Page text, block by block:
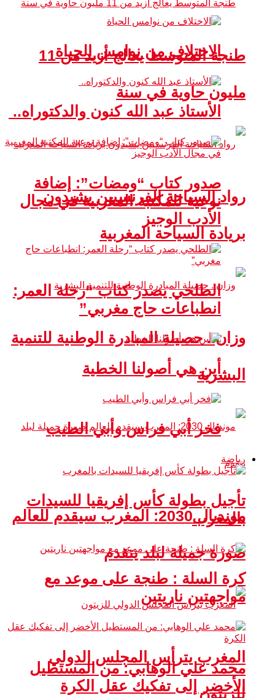
طنجة المتوسط يعالج أزيد من 11
مليون حاوية في سنة
رواد السياحة الفرنسيين يشيدون
بريادة السياحة المغربية
وزان.. حصيلة المبادرة الوطنية للتنمية
البشرية
مونديال 2030: المغرب سيقدم للعالم
صورة جميلة لبلد يتقدم
المغرب يترأس المجلس الدولي
للزيتون
الاختلاف من نوامس الحياة
الأستاذ عبد الله كنون والدكتوراه..
صدور كتاب “ومضات”: إضافة
نوعية للمكتبة المغربية في مجال
الأدب الوجيز
الطلحي يصدر كتاب “رحلة العمر:
انطباعات حاج مغربي”
أين هي أصولنا الخطية
فخر أبي فراس وأبي الطيب
رياضة
تأجيل بطولة كأس إفريقيا للسيدات
بالمغرب
كرة السلة : طنجة على موعد مع
مواجهتين ناريتين
محمد علي الوهابي: من المستطيل
الأخضر إلى تفكيك عقل الكرة